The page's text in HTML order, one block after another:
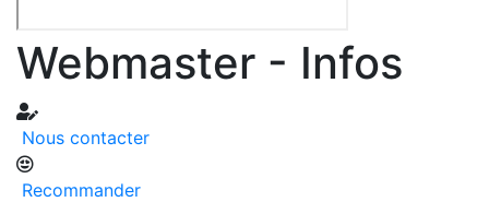
Webmaster - Infos
Nous contacter
Recommander